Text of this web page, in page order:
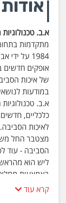
א.ב.
מתקדמות
1984 על
אופקים חדשים
של איכות
במודעות
א.ב.
כלכליים,
לאיכות
הסביבה - עוד
ליש הוא
באמצעות
מעגלים
של פעילויות
קרא עוד